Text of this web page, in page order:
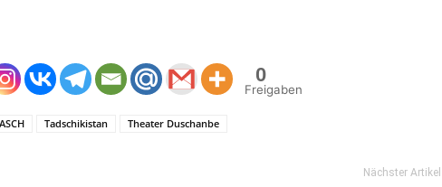
0
Freigaben
Tadschikistan Theater Duschanbe
Nächster Artikel